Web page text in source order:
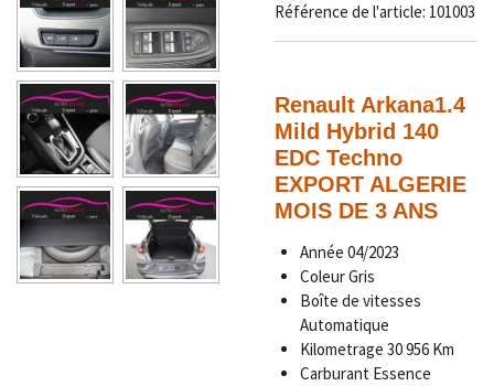
Référence de l'article: 101003
Renault Arkana1.4
Mild Hybrid 140
EDC Techno
EXPORT ALGERIE
MOIS DE 3 ANS
Année 04/2023
Coleur Gris
Boîte de vitesses
Automatique
Kilometrage 30 956 Km
Carburant Essence